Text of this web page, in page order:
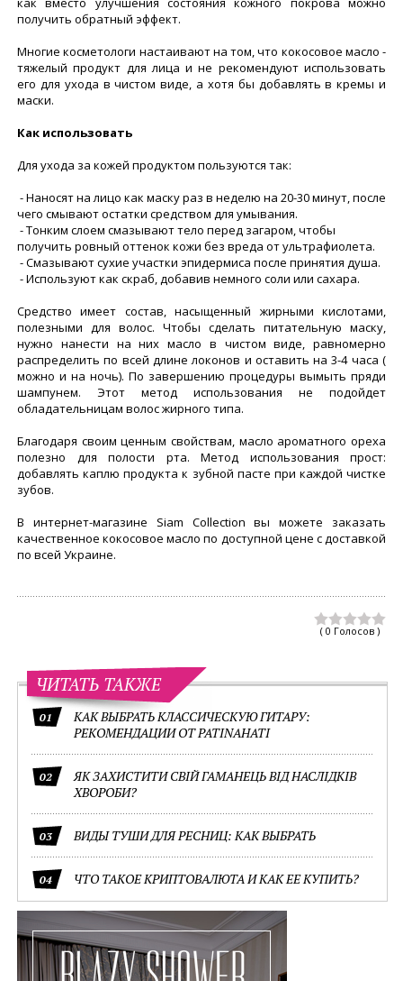
получить обратный эффект.
Многие косметологи настаивают на том, что кокосовое масло -
тяжелый продукт для лица и не рекомендуют использовать
его для ухода в чистом виде, а хотя бы добавлять в кремы и
маски.
Как использовать
Для ухода за кожей продуктом пользуются так:
- Наносят на лицо как маску раз в неделю на 20-30 минут, после
чего смывают остатки средством для умывания.
- Тонким слоем смазывают тело перед загаром, чтобы
получить ровный оттенок кожи без вреда от ультрафиолета.
- Смазывают сухие участки эпидермиса после принятия душа.
- Используют как скраб, добавив немного соли или сахара.
Средство имеет состав, насыщенный жирными кислотами,
полезными для волос. Чтобы сделать питательную маску,
нужно нанести на них масло в чистом виде, равномерно
распределить по всей длине локонов и оставить на 3-4 часа (
можно и на ночь). По завершению процедуры вымыть пряди
шампунем. Этот метод использования не подойдет
обладательницам волос жирного типа.
Благодаря своим ценным свойствам, масло ароматного ореха
полезно для полости рта. Метод использования прост:
добавлять каплю продукта к зубной пасте при каждой чистке
зубов.
В интернет-магазине Siam Collection вы можете заказать
качественное кокосовое масло по доступной цене с доставкой
по всей Украине.
( 0 Голосов )
ЧИТАТЬ ТАКЖЕ
01
КАК ВЫБРАТЬ КЛАССИЧЕСКУЮ ГИТАРУ:
РЕКОМЕНДАЦИИ ОТ PATINAHATI
02
ЯК ЗАХИСТИТИ СВІЙ ГАМАНЕЦЬ ВІД НАСЛІДКІВ
ХВОРОБИ?
03 ВИДЫ ТУШИ ДЛЯ РЕСНИЦ: КАК ВЫБРАТЬ
04 ЧТО ТАКОЕ КРИПТОВАЛЮТА И КАК ЕЕ КУПИТЬ?